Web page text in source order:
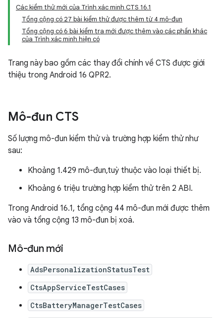
Các kiểm thử mới của Trình xác minh CTS 16.1
Tổng cộng có 27 bài kiểm thử được thêm từ 4 mô-đun
Tổng cộng có 6 bài kiểm tra mới được thêm vào các phần khác
của Trình xác minh hiện có
Trang này bao gồm các thay đổi chính về CTS được giới
thiệu trong Android 16 QPR2.
Mô-đun CTS
Số lượng mô-đun kiểm thử và trường hợp kiểm thử như
sau:
Khoảng 1.429 mô-đun,tuỳ thuộc vào loại thiết bị.
Khoảng 6 triệu trường hợp kiểm thử trên 2 ABI.
Trong Android 16.1, tổng cộng 44 mô-đun mới được thêm
vào và tổng cộng 13 mô-đun bị xoá.
Mô-đun mới
AdsPersonalizationStatusTest
CtsAppServiceTestCases
CtsBatteryManagerTestCases